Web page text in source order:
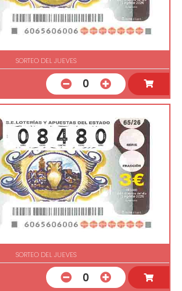
SORTEO DEL JUEVES
0
SORTEO DEL JUEVES
0